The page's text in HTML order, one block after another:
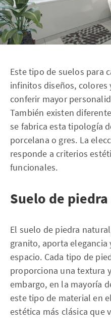
Este tipo de suelos para
infinitos diseños,
conferir mayor
También existen
se fabrica esta tipología
porcelana o gres. La
responde a criterios
funcionales.
Suelo de
El suelo de piedra
granito, aporta
espacio. Cada tipo de
proporciona una textura
embargo, en la mayoría
este tipo de material en
estética más clásica que